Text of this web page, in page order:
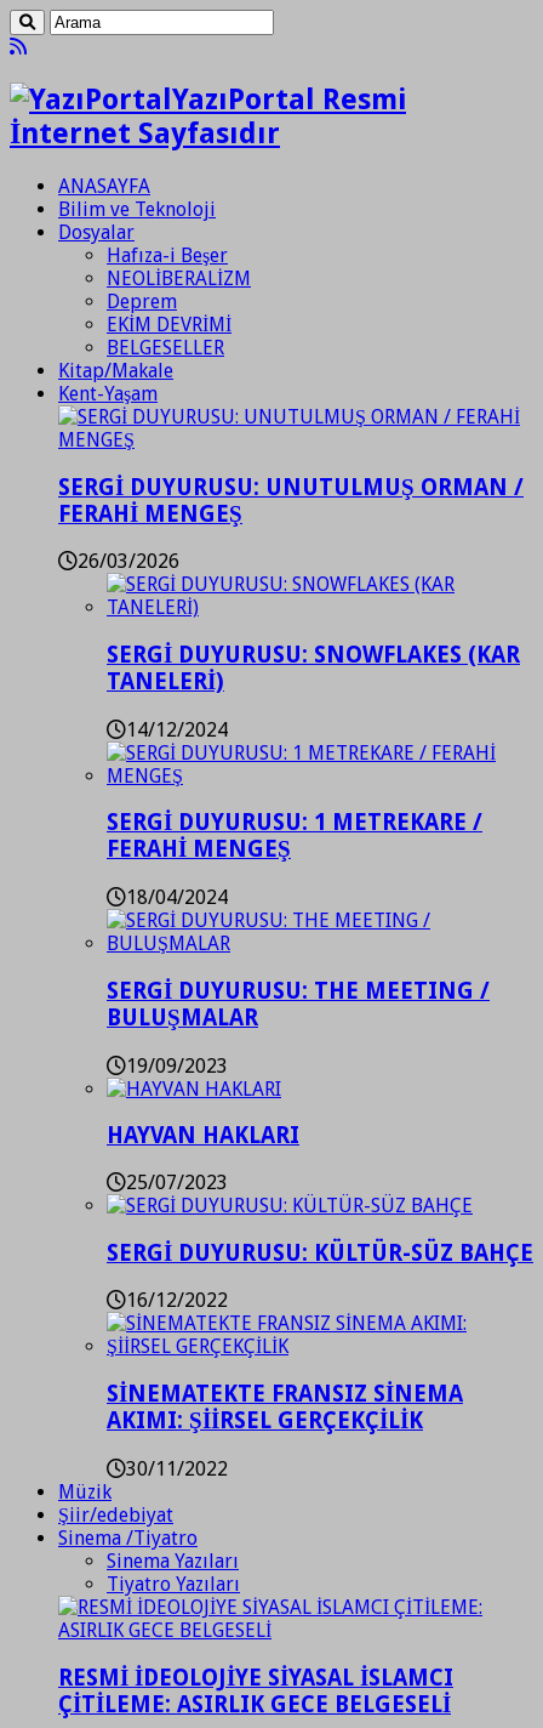
YazıPortal Resmi
İnternet Sayfasıdır
ANASAYFA
Bilim ve Teknoloji
Dosyalar
Hafıza-i Beşer
NEOLİBERALİZM
Deprem
EKİM DEVRİMİ
BELGESELLER
Kitap/Makale
Kent-Yaşam
SERGİ DUYURUSU: UNUTULMUŞ ORMAN /
FERAHİ MENGEŞ
26/03/2026
SERGİ DUYURUSU: SNOWFLAKES (KAR
TANELERİ)
14/12/2024
SERGİ DUYURUSU: 1 METREKARE /
FERAHİ MENGEŞ
18/04/2024
SERGİ DUYURUSU: THE MEETING /
BULUŞMALAR
19/09/2023
HAYVAN HAKLARI
25/07/2023
SERGİ DUYURUSU: KÜLTÜR-SÜZ BAHÇE
16/12/2022
SİNEMATEKTE FRANSIZ SİNEMA
AKIMI: ŞİİRSEL GERÇEKÇİLİK
30/11/2022
Müzik
Şiir/edebiyat
Sinema /Tiyatro
Sinema Yazıları
Tiyatro Yazıları
RESMİ İDEOLOJİYE SİYASAL İSLAMCI
ÇİTİLEME: ASIRLIK GECE BELGESELİ